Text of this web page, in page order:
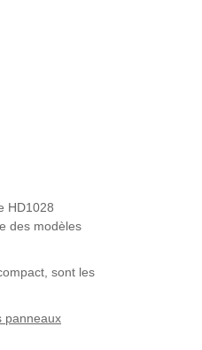
HD1028
des modèles
sont les
panneaux